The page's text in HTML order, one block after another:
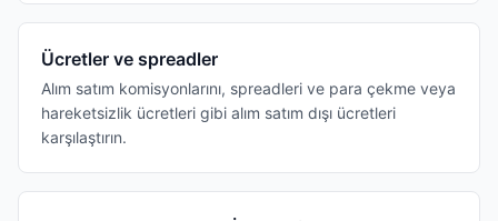
Ücretler ve spreadler
Alım satım komisyonlarını, spreadleri ve para çekme veya
hareketsizlik ücretleri gibi alım satım dışı ücretleri
karşılaştırın.